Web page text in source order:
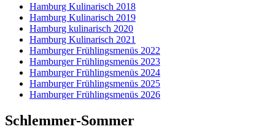
Hamburg Kulinarisch 2018
Hamburg Kulinarisch 2019
Hamburg kulinarisch 2020
Hamburg Kulinarisch 2021
Hamburger Frühlingsmenüs 2022
Hamburger Frühlingsmenüs 2023
Hamburger Frühlingsmenüs 2024
Hamburger Frühlingsmenüs 2025
Hamburger Frühlingsmenüs 2026
Schlemmer-Sommer